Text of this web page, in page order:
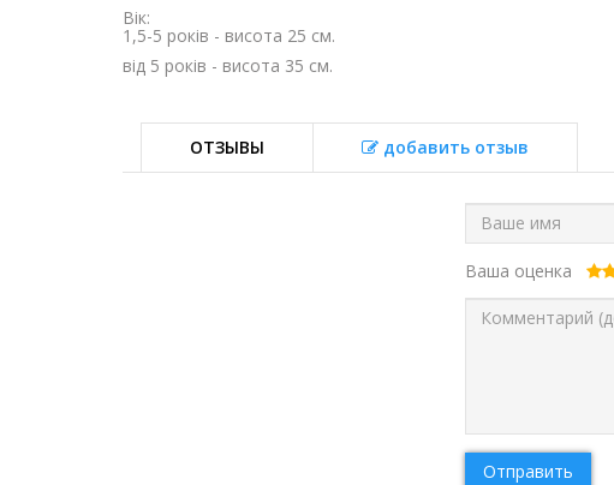
Вік:
1,5-5 років - висота 25 см.
від 5 років - висота 35 см.
ОТЗЫВЫ добавить отзыв
Ваша оценка
Отправить